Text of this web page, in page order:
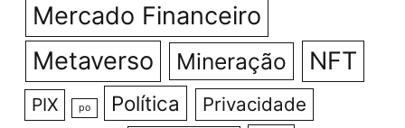
Mercado Financeiro
Metaverso
Mineração NFT
PIX po Política Privacidade